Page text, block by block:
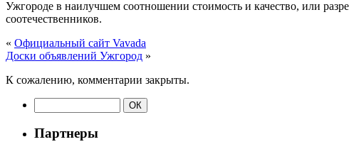
Ужгороде в наилучшем соотношении стоимость и качество, или
соотечественников.
« Официальный сайт Vavada
Доски объявлений Ужгород »
К сожалению, комментарии закрыты.
Партнеры